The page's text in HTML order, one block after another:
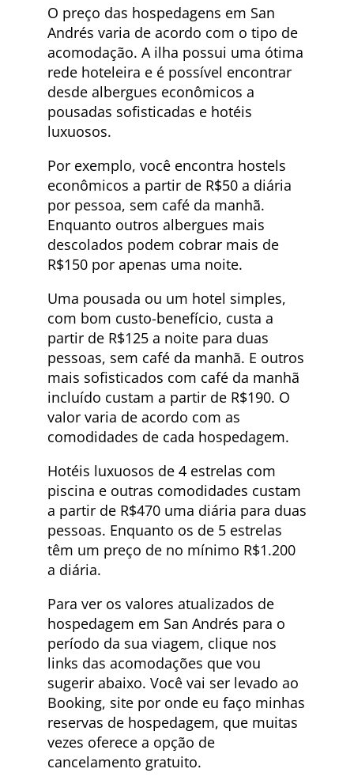
O preço das hospedagens em San
Andrés varia de acordo com o tipo de
acomodação. A ilha possui uma ótima
rede hoteleira e é possível encontrar
desde albergues econômicos a
pousadas sofisticadas e hotéis
luxuosos.
Por exemplo, você encontra hostels
econômicos a partir de R$50 a diária
por pessoa, sem café da manhã.
Enquanto outros albergues mais
descolados podem cobrar mais de
R$150 por apenas uma noite.
Uma pousada ou um hotel simples,
com bom custo-benefício, custa a
partir de R$125 a noite para duas
pessoas, sem café da manhã. E outros
mais sofisticados com café da manhã
incluído custam a partir de R$190. O
valor varia de acordo com as
comodidades de cada hospedagem.
Hotéis luxuosos de 4 estrelas com
piscina e outras comodidades custam
a partir de R$470 uma diária para duas
pessoas. Enquanto os de 5 estrelas
têm um preço de no mínimo R$1.200
a diária.
Para ver os valores atualizados de
hospedagem em San Andrés para o
período da sua viagem, clique nos
links das acomodações que vou
sugerir abaixo. Você vai ser levado ao
Booking, site por onde eu faço minhas
reservas de hospedagem, que muitas
vezes oferece a opção de
cancelamento gratuito.